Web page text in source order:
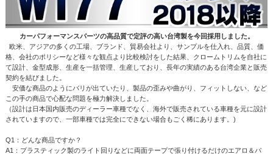
カーパフォーマンスパーツの高品質で定評の高い台湾製を今回採用しました。
欧米、アジアの多くの工場、ブランド、貿易会社より、サンプルを仕入れ、品質、価
格、会社のポリシーなど様々な観点より比較検討をした結果、クロームトリムを自社に
て設計、金型成形、生産を一括管理、生産しており、長年の実績のある台湾企業と販売
契約を結びました。
安価な商品のようにバリが出ていたり、製品の歪みや曲がり、フィットしない、など
この手の商品で心配な問題を極力解決しました。
（設計は日本国内販売のディーラー車種でなく、海外で販売されている車種を元に設計
されていますので、一部車種では完全にできない場合もごく稀にあります。)
Q1：どんな商品ですか？
A1：プラスティック製のライト回りなどに両面テープで張り付けるだけのエアロ＆パ